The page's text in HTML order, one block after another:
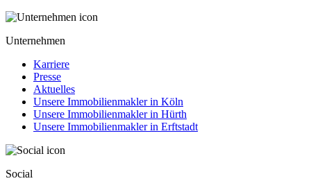
Unternehmen
Karriere
Presse
Aktuelles
Unsere Immobilienmakler in Köln
Unsere Immobilienmakler in Hürth
Unsere Immobilienmakler in Erftstadt
Social